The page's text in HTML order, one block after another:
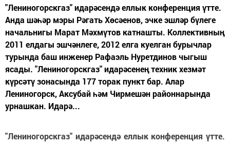
"Лениногорскгаз" идарәсендә еллык конференция үтте.
Анда шәһәр мэры Рәгать Хөсәенов, эчке эшләр бүлеге
начальнигы Марат Мәхмүтов катнашты. Коллективның
2011 елдагы эшчәнлеге, 2012 елга куелган бурычлар
турында баш инженер Рафаэль Нуретдинов чыгыш
ясады. "Лениногорскгаз" идарәсенең техник хезмәт
күрсәтү зонасында 177 торак пункт бар. Алар
Лениногорск, Аксубай һәм Чирмешән районнарында
урнашкан. Идарә...
"Лениногорскгаз" идарәсендә еллык конференция үтте.